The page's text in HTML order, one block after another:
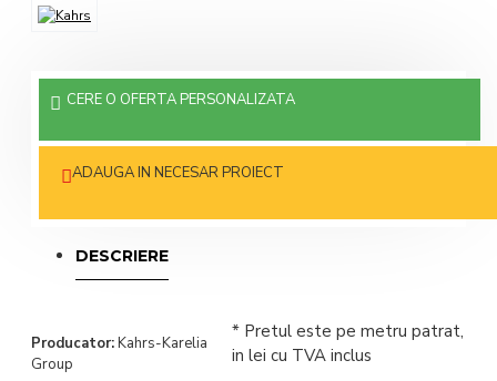
CERE O OFERTA PERSONALIZATA
ADAUGA IN NECESAR PROIECT
DESCRIERE
Producator:Kahrs-Karelia
Group
* Pretul este pe metru patrat,
in lei cu TVA inclus